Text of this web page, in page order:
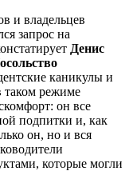
и владельцев
запрос на
Денис
каникулы и
таком режиме
он все
подпитки и, как
он, но и вся
которые могли